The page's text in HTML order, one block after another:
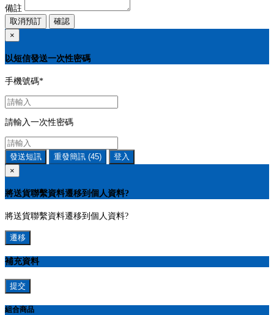
備註
取消預訂
確認
×
以短信發送一次性密碼
手機號碼*
請輸入一次性密碼
發送短訊 重發簡訊 (45)
登入
×
將送貨聯繫資料遷移到個人資料?
將送貨聯繫資料遷移到個人資料?
遷移
補充資料
提交
組合商品